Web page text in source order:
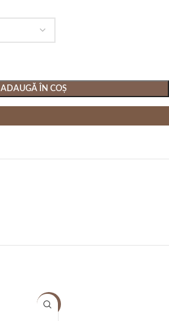
ADAUGĂ ÎN COȘ
-20%